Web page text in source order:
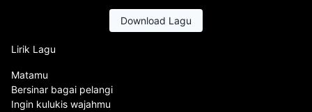
Download Lagu
Lirik Lagu
Matamu
Bersinar bagai pelangi
Ingin kulukis wajahmu